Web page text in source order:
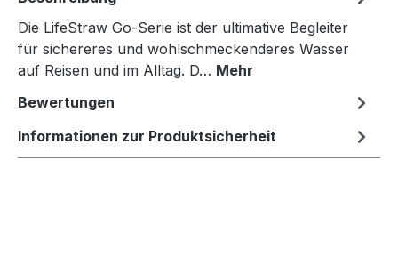
Die LifeStraw Go-Serie ist der ultimative Begleiter
für sichereres und wohlschmeckenderes Wasser
auf Reisen und im Alltag. D… Mehr
Bewertungen
Informationen zur Produktsicherheit